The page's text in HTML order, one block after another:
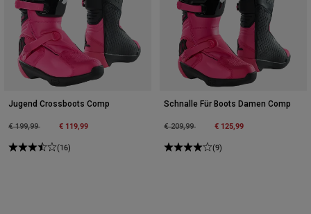
Jugend Crossboots Comp
Price reduced from
€ 199,99to € 119,99
(16)
Schnalle Für Boots Damen Comp
Price reduced from
€ 209,99to € 125,99
(9)